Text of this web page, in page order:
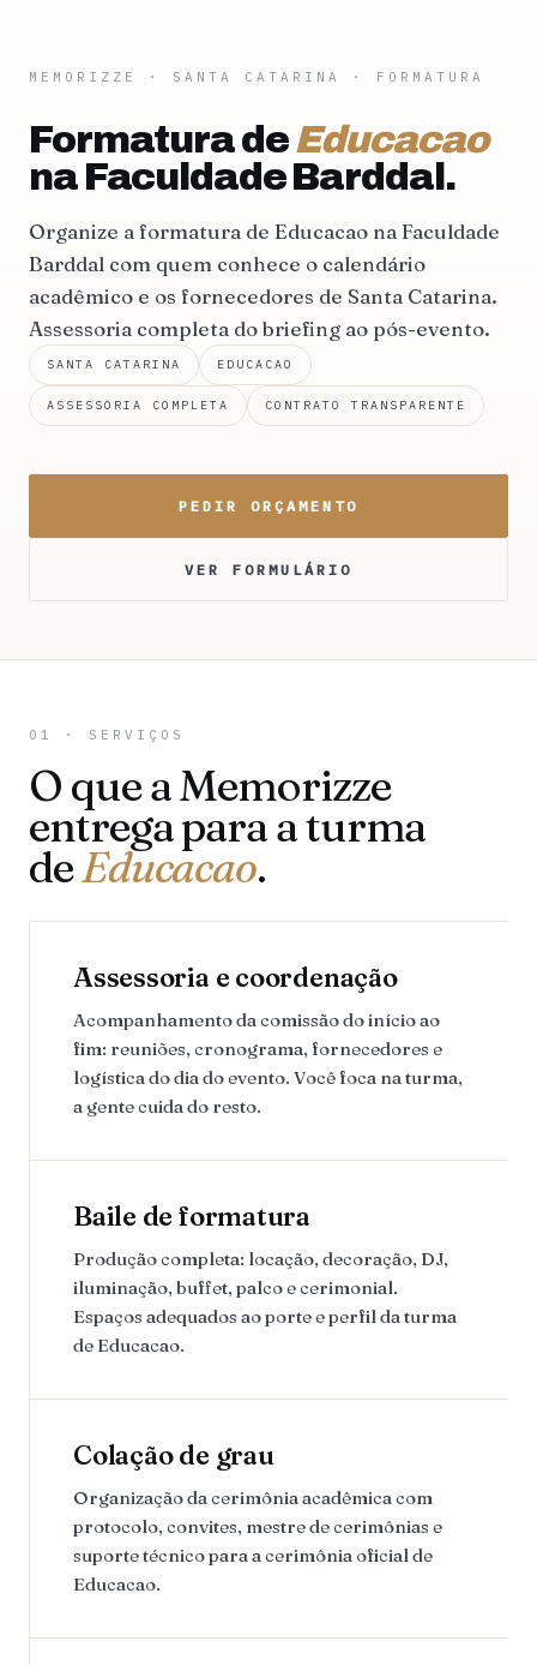
MEMORIZZE · SANTA CATARINA · FORMATURA
Formatura deEducacao
na Faculdade Barddal.
Organize a formatura de Educacao na Faculdade
Barddal com quem conhece o calendário
acadêmico e os fornecedores de Santa Catarina.
Assessoria completa do briefing ao pós-evento.
SANTA CATARINA EDUCACAO
ASSESSORIA COMPLETA CONTRATO TRANSPARENTE
PEDIR ORÇAMENTO
VER FORMULÁRIO
01 · SERVIÇOS
O que a Memorizze
entrega para a turma
deEducacao.
Assessoria e coordenação
Acompanhamento da comissão do início ao
fim: reuniões, cronograma, fornecedores e
logística do dia do evento. Você foca na turma,
a gente cuida do resto.
Baile de formatura
Produção completa: locação, decoração, DJ,
iluminação, buffet, palco e cerimonial.
Espaços adequados ao porte e perfil da turma
de Educacao.
Colação de grau
Organização da cerimônia acadêmica com
protocolo, convites, mestre de cerimônias e
suporte técnico para a cerimônia oficial de
Educacao.